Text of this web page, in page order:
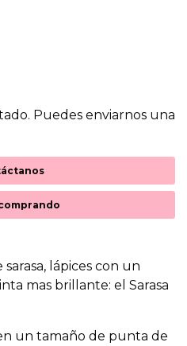
Puedes enviarnos una
lápices con un
mas brillante: el Sarasa
un tamaño de punta de